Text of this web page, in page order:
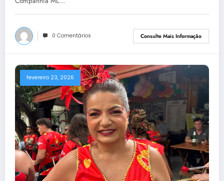
0 Comentários Consulte Mais Informação
fevereiro 23, 2026